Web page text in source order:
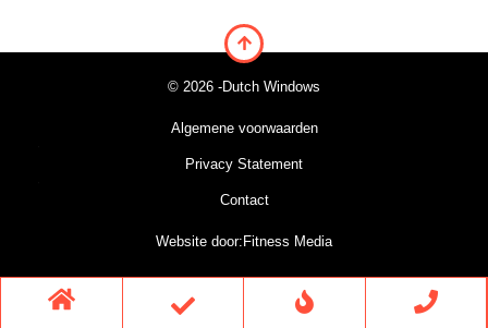
© 2026 -Dutch Windows
Algemene voorwaarden
Privacy Statement
Contact
Website door: Fitness Media